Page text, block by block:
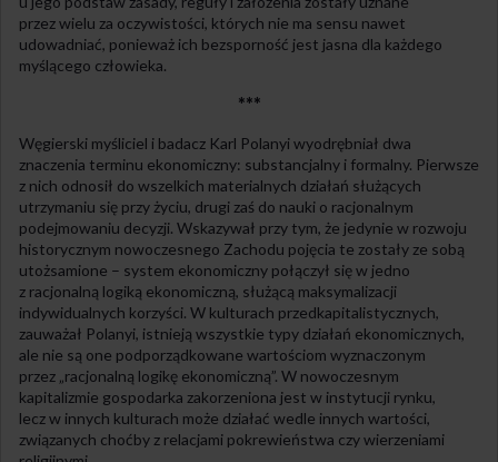
przez wielu za oczywistości, których nie ma sensu nawet
udowadniać, ponieważ ich bezsporność jest jasna dla każdego
myślącego człowieka.
***
Węgierski myśliciel i badacz Karl Polanyi wyodrębniał dwa
znaczenia terminu ekonomiczny: substancjalny i formalny. Pierwsze
z nich odnosił do wszelkich materialnych działań służących
utrzymaniu się przy życiu, drugi zaś do nauki o racjonalnym
podejmowaniu decyzji. Wskazywał przy tym, że jedynie w rozwoju
historycznym nowoczesnego Zachodu pojęcia te zostały ze sobą
utożsamione – system ekonomiczny połączył się w jedno
z racjonalną logiką ekonomiczną, służącą maksymalizacji
indywidualnych korzyści. W kulturach przedkapitalistycznych,
zauważał Polanyi, istnieją wszystkie typy działań ekonomicznych,
ale nie są one podporządkowane wartościom wyznaczonym
przez „racjonalną logikę ekonomiczną”. W nowoczesnym
kapitalizmie gospodarka zakorzeniona jest w instytucji rynku,
lecz w innych kulturach może działać wedle innych wartości,
związanych choćby z relacjami pokrewieństwa czy wierzeniami